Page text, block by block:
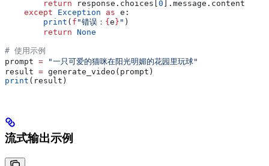
        return
response.choices[ 0 ].message.content
    except
Exception as e:
        print
( f "错误： {e} " )
        return
None
# 使用示例
prompt = "一只可爱的猫咪在阳光明媚的花园里玩球"
result = generate_video(prompt)
print (result)
流式输出示例